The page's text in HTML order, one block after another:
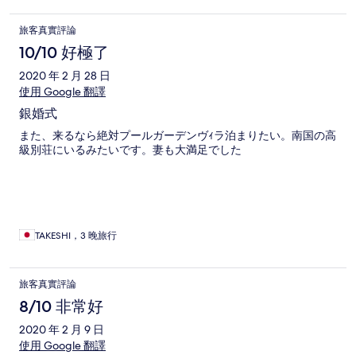
旅客真實評論
10/10 好極了
2020 年 2 月 28 日
使用 Google 翻譯
銀婚式
また、来るなら絶対プールガーデンヴｨラ泊まりたい。南国の高
級別荘にいるみたいです。妻も大満足でした
TAKESHI，3 晚旅行
旅客真實評論
8/10 非常好
2020 年 2 月 9 日
使用 Google 翻譯